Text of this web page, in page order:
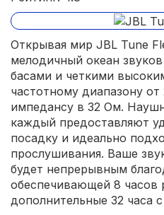
Открывая мир JBL Tune
мелодичный океан
басами и четкими
частотному диапазону
импедансу в 32 Ом.
каждый предоставляют
посадку и идеально
прослушивания. Ваше
будет непрерывным
обеспечивающей 8 часов
дополнительные 32 часа